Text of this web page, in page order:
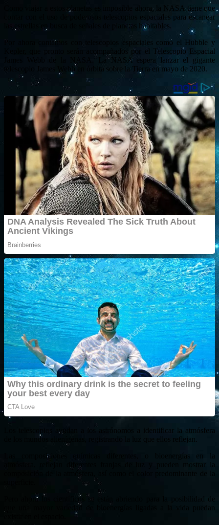
Como viajar a estos planetas es imposible ahora, la NASA tiene que
contar con el uso de poderosos telescopios espaciales para escanear
las estrellas en busca de señales de planetas habitables.
Por ahora contamos con telescopios espaciales como el Hubble y
Kepler, que pronto serán acompañados por el Telescopio Espacial
James Webb de la NASA. La NASA espera lanzar el gigante
telescopio James Webb en órbita sobre la Tierra en mayo de 2020.
Los telescopios ayudan a los astrónomos a identificar la atmósfera
de los mundos alienígenas, registrando la luz que ellos reflejan.
Las composiciones químicas diferentes, o bioenergías en la
atmósfera, reflejan diferentes franjas de luz y pueden mostrar la
composición de la atmósfera, así como el color predominante de la
Pero ahora los científicos se están abriendo para la posibilidad de
que una mayor variedad de bioenergías ligadas a la vida puedan